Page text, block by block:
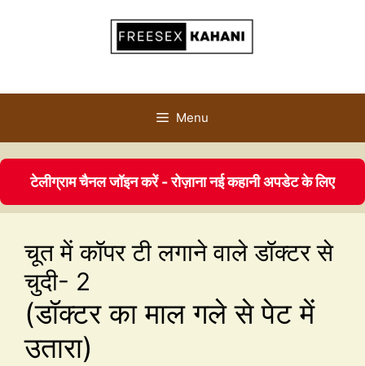
Menu
टेलीग्राम चैनल जॉइन करें - रोज़ाना नई कहानी अपडेट के लिए
चूत में कॉपर टी लगाने वाले डॉक्टर से
चुदी- 2
(डॉक्टर का माल गले से पेट में
उतारा)